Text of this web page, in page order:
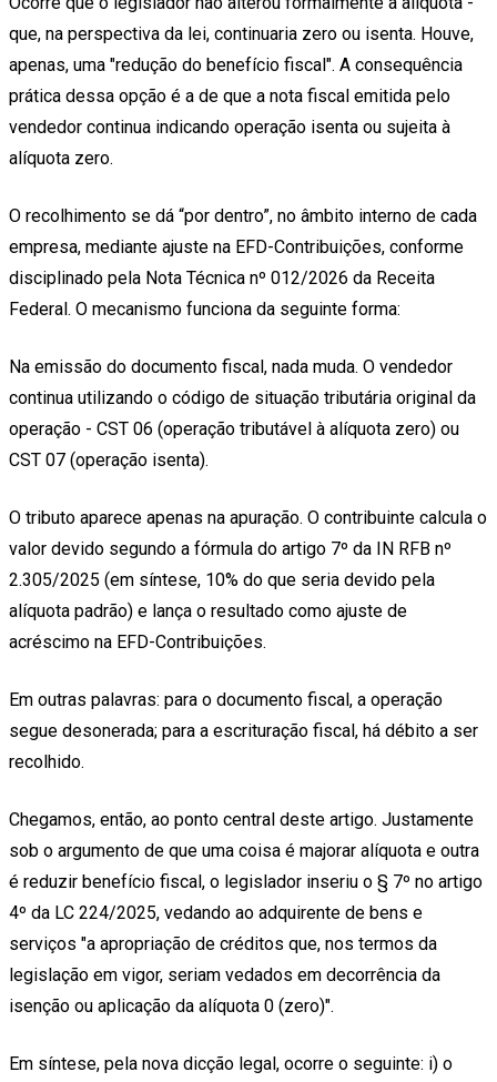
que, na perspectiva da lei, continuaria zero ou isenta. Houve,
apenas, uma "redução do benefício fiscal". A consequência
prática dessa opção é a de que a nota fiscal emitida pelo
vendedor continua indicando operação isenta ou sujeita à
alíquota zero.
O recolhimento se dá “por dentro”, no âmbito interno de cada
empresa, mediante ajuste na EFD-Contribuições, conforme
disciplinado pela Nota Técnica nº 012/2026 da Receita
Federal. O mecanismo funciona da seguinte forma:
Na emissão do documento fiscal, nada muda. O vendedor
continua utilizando o código de situação tributária original da
operação - CST 06 (operação tributável à alíquota zero) ou
CST 07 (operação isenta).
O tributo aparece apenas na apuração. O contribuinte calcula o
valor devido segundo a fórmula do artigo 7º da IN RFB nº
2.305/2025 (em síntese, 10% do que seria devido pela
alíquota padrão) e lança o resultado como ajuste de
acréscimo na EFD-Contribuições.
Em outras palavras: para o documento fiscal, a operação
segue desonerada; para a escrituração fiscal, há débito a ser
recolhido.
Chegamos, então, ao ponto central deste artigo. Justamente
sob o argumento de que uma coisa é majorar alíquota e outra
é reduzir benefício fiscal, o legislador inseriu o § 7º no artigo
4º da LC 224/2025, vedando ao adquirente de bens e
serviços "a apropriação de créditos que, nos termos da
legislação em vigor, seriam vedados em decorrência da
isenção ou aplicação da alíquota 0 (zero)".
Em síntese, pela nova dicção legal, ocorre o seguinte: i) o